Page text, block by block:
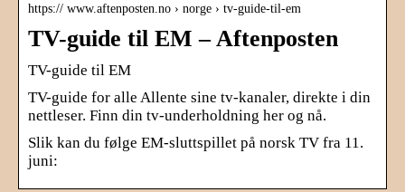
https:// www.aftenposten.no › norge › tv-guide-til-em
TV-guide til EM – Aftenposten
TV-guide til EM
TV-guide for alle Allente sine tv-kanaler, direkte i din
nettleser. Finn din tv-underholdning her og nå.
Slik kan du følge EM-sluttspillet på norsk TV fra 11.
juni: